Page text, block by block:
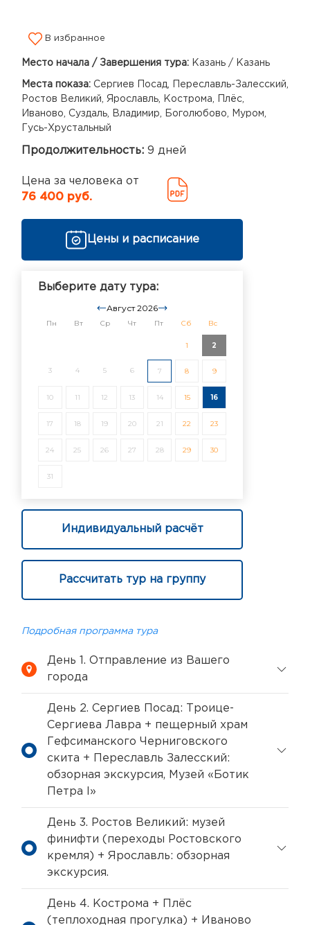
В избранное
Место начала / Завершения тура: Казань / Казань
Места показа: Сергиев Посад, Переславль-Залесский,
Ростов Великий, Ярославль, Кострома, Плёс,
Иваново, Суздаль, Владимир, Боголюбово, Муром,
Гусь-Хрустальный
Продолжительность: 9 дней
Цена за человека от
76 400 руб.
Цены и расписание
Выберите дату тура:
Август 2026
Пн Вт Ср Чт Пт Сб Вс
1 2
3 4 5 6 7 8 9
10 11 12 13 14 15 16
17 18 19 20 21 22 23
24 25 26 27 28 29 30
31
Индивидуальный расчёт
Рассчитать тур на группу
Подробная программа тура
День 1. Отправление из Вашего
города
День 2. Сергиев Посад: Троице-
Сергиева Лавра + пещерный храм
Гефсиманского Черниговского
скита + Переславль Залесский:
обзорная экскурсия, Музей «Ботик
Петра I»
День 3. Ростов Великий: музей
финифти (переходы Ростовского
кремля) + Ярославль: обзорная
экскурсия.
День 4. Кострома + Плёс
(теплоходная прогулка) + Иваново